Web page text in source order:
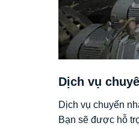
Dịch vụ
Dịch vụ chuyển
Bạn sẽ được hỗ